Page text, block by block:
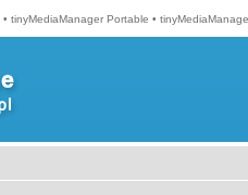
• tinyMediaManager Portable •